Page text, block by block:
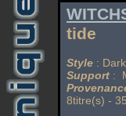
tide
Style :
Support :
8titre(s) -